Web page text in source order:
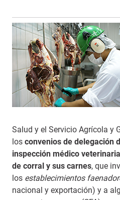
Salud y el Servicio Agrícola y
los convenios de delegación
inspección médico
de corral y sus carnes, que
los establecimientos
nacional y exportación) y a